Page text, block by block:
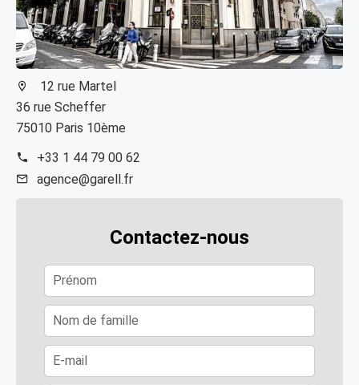
12 rue Martel
36 rue Scheffer
75010 Paris 10ème
+33 1 44 79 00 62
agence@garell.fr
Contactez-nous